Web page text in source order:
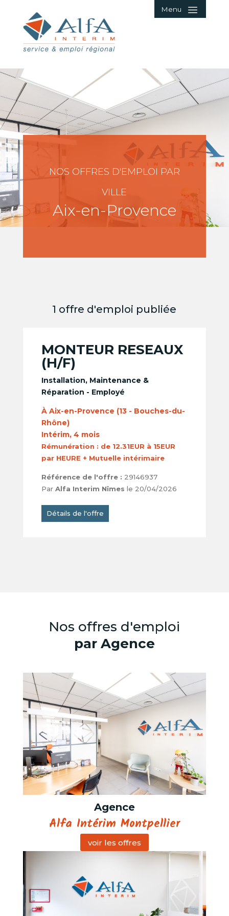
Menu
NOS OFFRES D'EMPLOI PAR
VILLE
Aix-en-Provence
1 offre d'emploi publiée
MONTEUR RESEAUX
(H/F)
Installation, Maintenance &
Réparation - Employé
À Aix-en-Provence (13 - Bouches-du-
Rhône)
Intérim, 4 mois
Rémunération : de 12.31EUR à 15EUR
par HEURE + Mutuelle intérimaire
Référence de l'offre : 29146937
Par Alfa Interim Nîmes le 20/04/2026
Détails de l'offre
Nos offres d'emploi
par Agence
Agence
Alfa Intérim Montpellier
voir les offres